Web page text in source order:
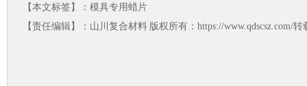
【本文标签】： 模具专用蜡片
【责任编辑】： 山川复合材料 版权所有：https://www.qdscsz.com/